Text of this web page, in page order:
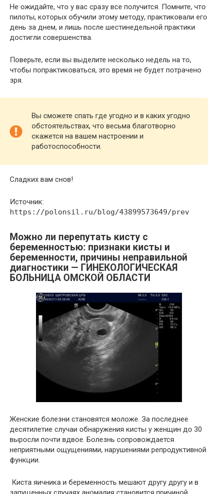
Не ожидайте, что у вас сразу все получится. Помните, что
пилоты, которых обучили этому методу, практиковали его
день за днем, и лишь после шестинедельной практики
достигли совершенства.
Поверьте, если вы выделите несколько недель на то,
чтобы попрактиковаться, это время не будет потрачено
зря.
Вы сможете спать где угодно и в каких угодно
обстоятельствах, что весьма благотворно
скажется на вашем настроении и
работоспособности.
Сладких вам снов!
Источник:
https://polonsil.ru/blog/43899573649/prev
Можно ли перепутать кисту с
беременностью: признаки кисты и
беременности, причины неправильной
диагностики — ГИНЕКОЛОГИЧЕСКАЯ
БОЛЬНИЦА ОМСКОЙ ОБЛАСТИ
Женские болезни становятся моложе. За последнее
десятилетие случаи обнаружения кисты у женщин до 30
выросли почти вдвое. Болезнь сопровождается
неприятными ощущениями, нарушениями репродуктивной
функции.
Киста яичника и беременность мешают другу другу и в